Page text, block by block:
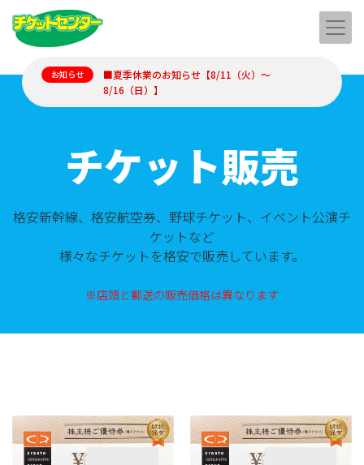
お知らせ
■夏季休業のお知らせ【8/11（火）～
8/16（日）】
チケット販売
格安新幹線、格安航空券、野球チケット、イベント公演チ
ケットなど
様々なチケットを格安で販売しています。
※店頭と郵送の販売価格は異なります